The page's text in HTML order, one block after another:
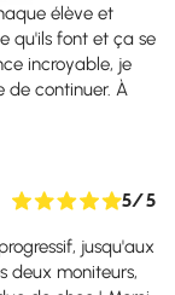
élève et
qu'ils font et ça se
incroyable, je
de continuer. À
5/ 5
jusqu'aux
deux moniteurs,